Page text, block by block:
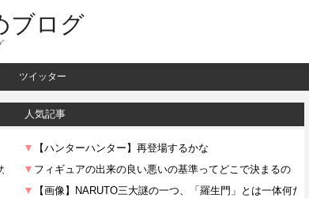
ブログ
ツイッター
人気記事